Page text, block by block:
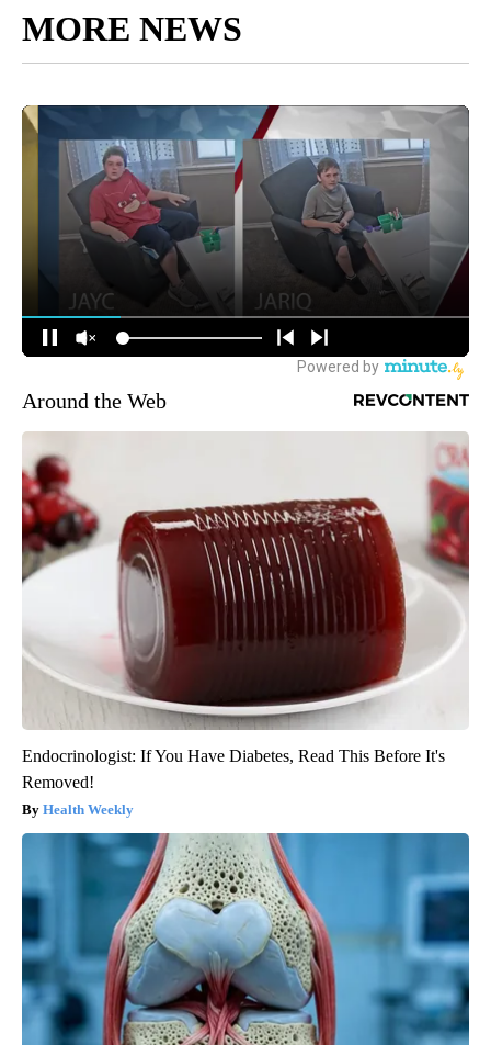
MORE NEWS
Around the Web
Endocrinologist: If You Have Diabetes, Read This Before It's
Removed!
Health Weekly